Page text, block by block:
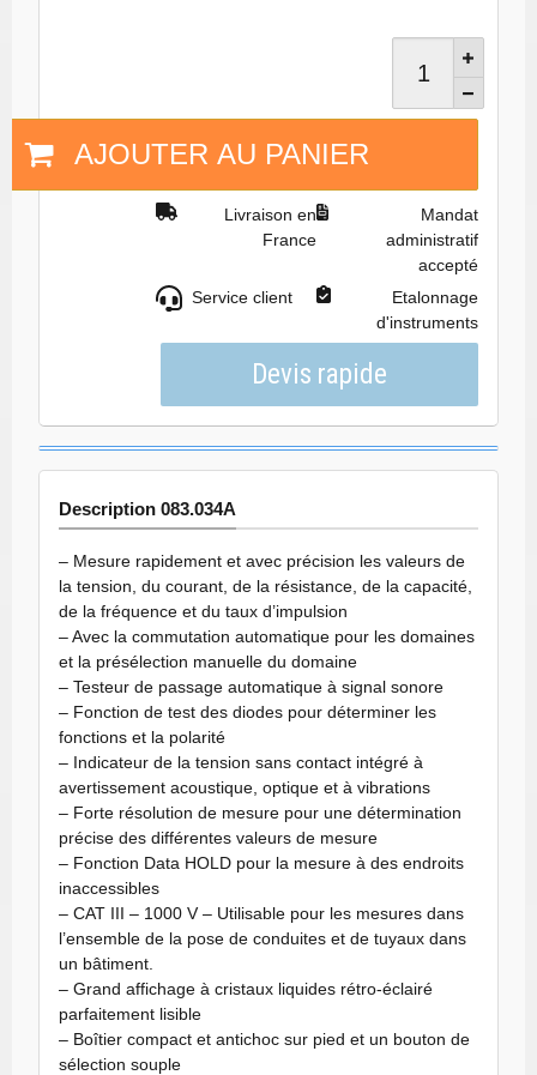
AJOUTER AU PANIER
Livraison en
France
Mandat
administratif
accepté
Service client
Etalonnage
d'instruments
Description 083.034A
– Mesure rapidement et avec précision les valeurs de
la tension, du courant, de la résistance, de la capacité,
de la fréquence et du taux d’impulsion
– Avec la commutation automatique pour les domaines
et la présélection manuelle du domaine
– Testeur de passage automatique à signal sonore
– Fonction de test des diodes pour déterminer les
fonctions et la polarité
– Indicateur de la tension sans contact intégré à
avertissement acoustique, optique et à vibrations
– Forte résolution de mesure pour une détermination
précise des différentes valeurs de mesure
– Fonction Data HOLD pour la mesure à des endroits
inaccessibles
– CAT III – 1000 V – Utilisable pour les mesures dans
l’ensemble de la pose de conduites et de tuyaux dans
un bâtiment.
– Grand affichage à cristaux liquides rétro-éclairé
parfaitement lisible
– Boîtier compact et antichoc sur pied et un bouton de
sélection souple